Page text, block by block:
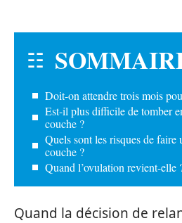
Doit-on attendre trois mois
Est-il plus difficile de tomber
couche ?
Quels sont les risques de faire
couche ?
Quand l’ovulation revient-elle
Quand la décision de